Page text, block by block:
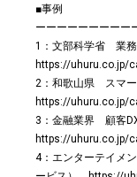
■事例
ーーーーーーーーー
1：文部科学省 業
https://uhuru.co.jp/
2：和歌山県 スマ
https://uhuru.co.jp/
3：金融業界 顧客
https://uhuru.co.jp/
4：エンターテイメ